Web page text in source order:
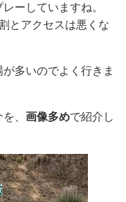
ーしていますね。
とアクセスは悪くな
多いのでよく行きま
、 画像多めで紹介し